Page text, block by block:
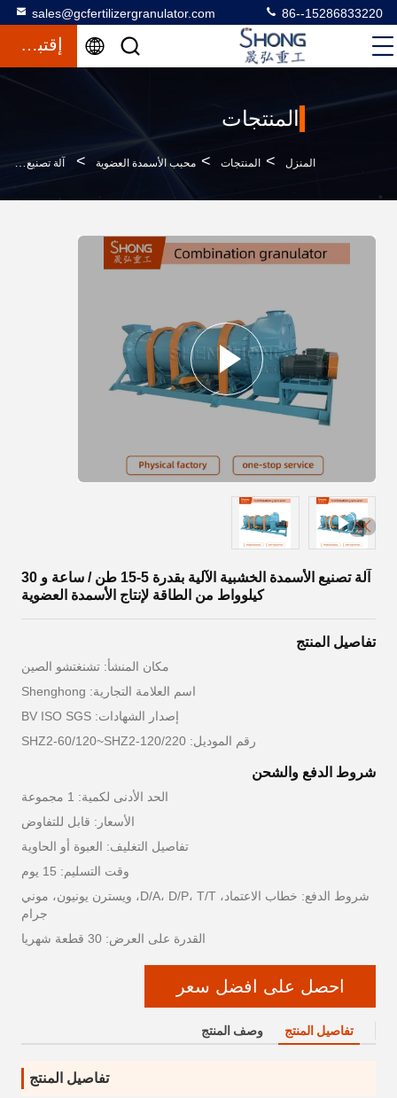
sales@gcfertilizergranulator.com 86--15286833220
إقتباس
المنتجات
المنزل > المنتجات > محبب الأسمدة العضوية > آلة تصنيع الأسمدة الخشبية الآلية بقدرة 5-15 طن / ساعة و 30 كيلوواط من الطاقة لإنتاج الأسمدة العضوية
آلة تصنيع الأسمدة الخشبية الآلية بقدرة 5-15 طن / ساعة و 30
كيلوواط من الطاقة لإنتاج الأسمدة العضوية
تفاصيل المنتج
مكان المنشأ: تشنغتشو الصين
اسم العلامة التجارية: Shenghong
إصدار الشهادات: BV ISO SGS
رقم الموديل: SHZ2-60/120~SHZ2-120/220
شروط الدفع والشحن
الحد الأدنى لكمية: 1 مجموعة
الأسعار: قابل للتفاوض
تفاصيل التغليف: العبوة أو الحاوية
وقت التسليم: 15 يوم
شروط الدفع: خطاب الاعتماد، D/A، D/P، T/T، ويسترن يونيون، موني
جرام
القدرة على العرض: 30 قطعة شهريا
احصل على افضل سعر
تفاصيل المنتج وصف المنتج
تفاصيل المنتج